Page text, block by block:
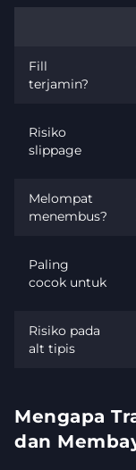
Fill
terjamin?
Risiko
slippage
Melompat
menembus?
Paling
cocok untuk
Risiko pada
alt tipis
Mengapa
dan